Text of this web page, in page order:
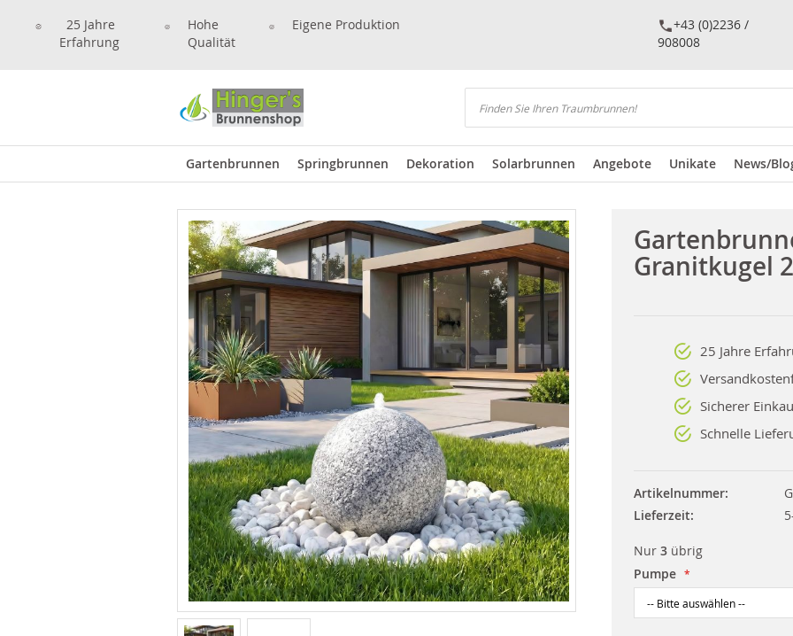
25 Jahre
Erfahrung
Hohe
Qualität
Eigene Produktion
+43 (0)2236 /
908008
Suchen
Gartenbrunnen Springbrunnen Dekoration Solarbrunnen Angebote Unikate News/
Granitkugel
25 Jahre
Sicherer
Schnelle
Artikelnummer
Lieferzeit
Nur 3übrig
Pumpe